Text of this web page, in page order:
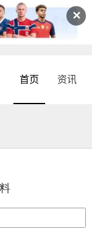
✕
首页 资讯